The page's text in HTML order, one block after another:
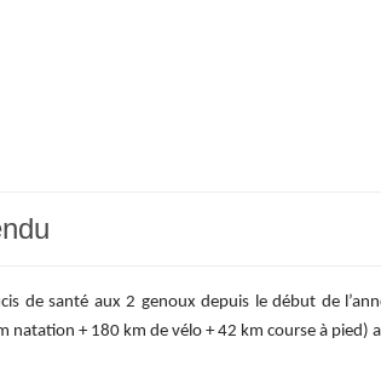
de santé aux 2 genoux depuis le début de
natation + 180 km de vélo + 42 km course à pied)